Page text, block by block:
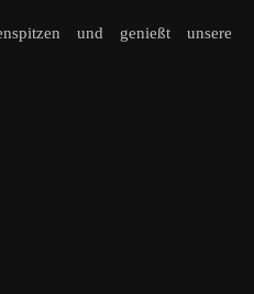
und genießt unsere